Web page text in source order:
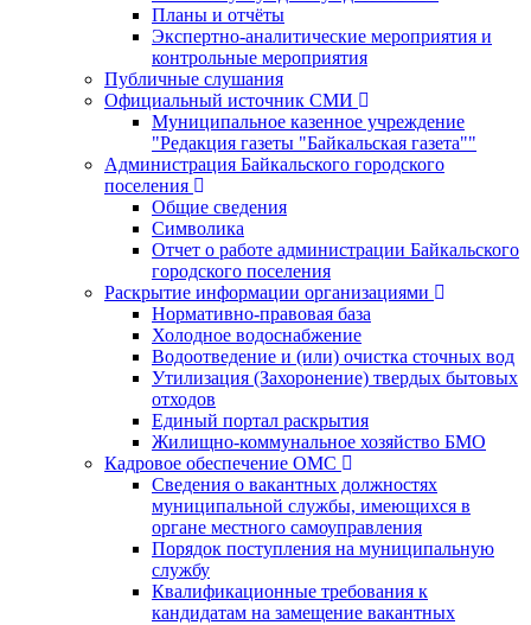
Планы и отчёты
Экспертно-аналитические мероприятия и
контрольные мероприятия
Публичные слушания
Официальный источник СМИ
Муниципальное казенное учреждение
"Редакция газеты "Байкальская газета""
Администрация Байкальского городского
поселения
Общие сведения
Символика
Отчет о работе администрации Байкальского
городского поселения
Раскрытие информации организациями
Нормативно-правовая база
Холодное водоснабжение
Водоотведение и (или) очистка сточных вод
Утилизация (Захоронение) твердых бытовых
отходов
Единый портал раскрытия
Жилищно-коммунальное хозяйство БМО
Кадровое обеспечение ОМС
Сведения о вакантных должностях
муниципальной службы, имеющихся в
органе местного самоуправления
Порядок поступления на муниципальную
службу
Квалификационные требования к
кандидатам на замещение вакантных